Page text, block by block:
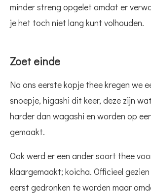
minder streng opgelet omdat er
je het toch niet lang kunt volhouden.
Zoet einde
Na ons eerste kopje thee kregen we
snoepje, higashi dit keer, deze zijn
harder dan wagashi en worden op
gemaakt.
Ook werd er een ander soort thee
klaargemaakt; koicha. Officieel
eerst gedronken te worden maar